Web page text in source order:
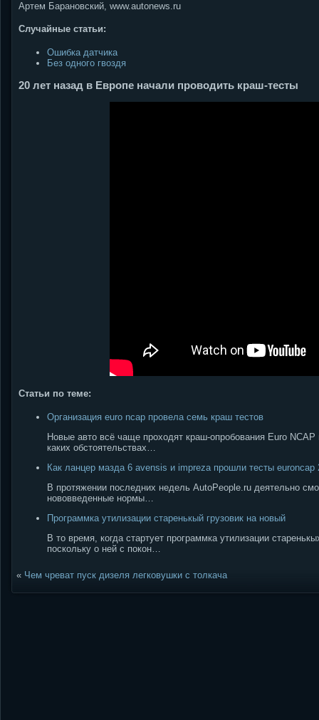
Артем Барановский, www.autonews.ru
Случайные статьи:
Ошибка датчика
Без одного гвоздя
20 лет назад в Европе начали проводить краш-тесты
Статьи по теме:
Организация euro ncap провела семь краш тестов
Новые авто всё чаще проходят краш-опробования Euro
каких обстоятельствах…
Как ланцер мазда 6 avensis и impreza прошли тесты euroncap
В протяжении последних недель AutoPeople.ru деятельно
нововведенные нормы…
Программка утилизации старенькый грузовик на новый
В то время, когда стартует программка утилизации
поскольку о ней с покон…
« Чем чреват пуск дизеля легковушки с толкача